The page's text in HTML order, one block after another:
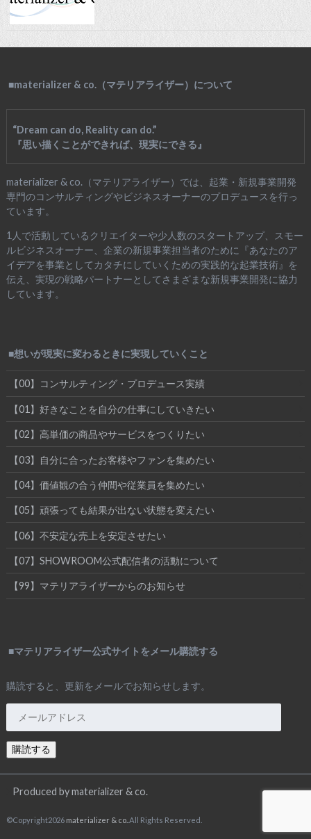
■materializer & co.（マテリアライザー）について
“Dream can do, Reality can do.”
『思い描くことができれば、現実にできる』
materializer & co.（マテリアライザー）では、起業・新規事業開発
専門のコンサルティングやビジネスオーナーのプロデュースを行っ
ています。
1人で活動しているクリエイターや少人数のスタートアップ、スモー
ルビジネスオーナー、企業の新規事業担当者のために『あなたのア
イデアを事業としてカタチにしていくための実践的な起業技術』を
伝え、実現の戦略パートナーとしてさまざまな新規事業開発に協力
しています。
■想いが現実に変わるときに実現していくこと
【00】コンサルティング・プロデュース実績
【01】好きなことを自分の仕事にしていきたい
【02】高単価の商品やサービスをつくりたい
【03】自分に合ったお客様やファンを集めたい
【04】価値観の合う仲間や従業員を集めたい
【05】頑張っても結果が出ない状態を変えたい
【06】不安定な売上を安定させたい
【07】SHOWROOM公式配信者の活動について
【99】マテリアライザーからのお知らせ
■マテリアライザー公式サイトをメール購読する
購読すると、更新をメールでお知らせします。
ル
ア
ス
購読する
Produced by materializer & co.
©Copyright2026 materializer & co. .All Rights Reserved.